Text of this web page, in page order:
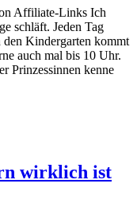
Affiliate-Links Ich
schläft. Jeden Tag
Kindergarten kommt
auch mal bis 10 Uhr.
Prinzessinnen kenne
wirklich ist